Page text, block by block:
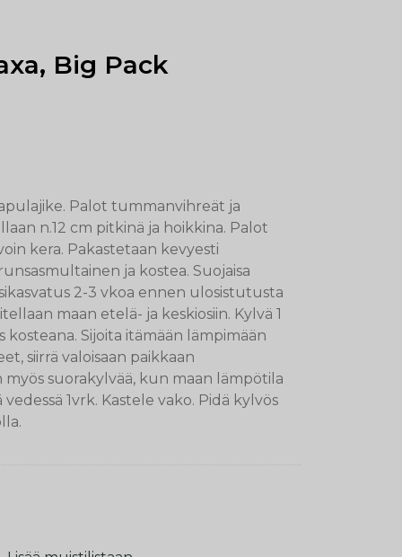
Big Pack
Palot tummanvihreät ja
n.12 cm pitkinä ja hoikkina. Palot
kera. Pakastetaan kevyesti
ja kostea. Suojaisa
2-3 vkoa ennen ulosistutusta
maan etelä- ja keskiosiin. Kylvä 1
Sijoita itämään lämpimään
siirrä valoisaan paikkaan
suorakylvää, kun maan lämpötila
vedessä 1vrk. Kastele vako. Pidä kylvös